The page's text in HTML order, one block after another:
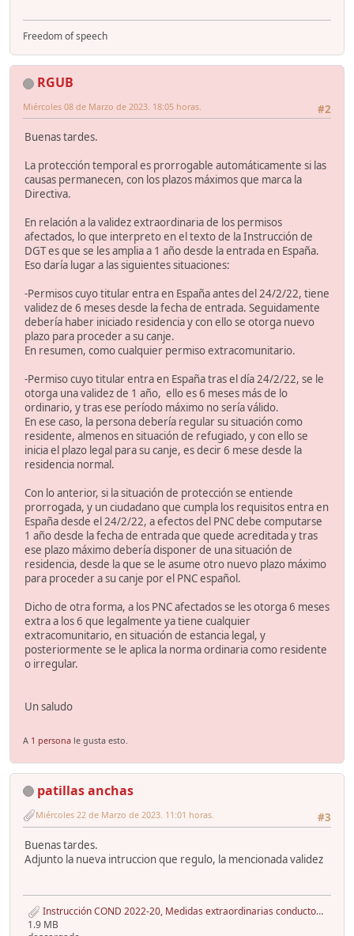
Freedom of speech
RGUB
#2
Miércoles 08 de Marzo de 2023. 18:05 horas.
Buenas tardes.
La protección temporal es prorrogable automáticamente si las
causas permanecen, con los plazos máximos que marca la
Directiva.
En relación a la validez extraordinaria de los permisos
afectados, lo que interpreto en el texto de la Instrucción de
DGT es que se les amplia a 1 año desde la entrada en España.
Eso daría lugar a las siguientes situaciones:
-Permisos cuyo titular entra en España antes del 24/2/22, tiene
validez de 6 meses desde la fecha de entrada. Seguidamente
debería haber iniciado residencia y con ello se otorga nuevo
plazo para proceder a su canje.
En resumen, como cualquier permiso extracomunitario.
-Permiso cuyo titular entra en España tras el día 24/2/22, se le
otorga una validez de 1 año, ello es 6 meses más de lo
ordinario, y tras ese período máximo no sería válido.
En ese caso, la persona debería regular su situación como
residente, almenos en situación de refugiado, y con ello se
inicia el plazo legal para su canje, es decir 6 mese desde la
residencia normal.
Con lo anterior, si la situación de protección se entiende
prorrogada, y un ciudadano que cumpla los requisitos entra en
España desde el 24/2/22, a efectos del PNC debe computarse
1 año desde la fecha de entrada que quede acreditada y tras
ese plazo máximo debería disponer de una situación de
residencia, desde la que se le asume otro nuevo plazo máximo
para proceder a su canje por el PNC español.
Dicho de otra forma, a los PNC afectados se les otorga 6 meses
extra a los 6 que legalmente ya tiene cualquier
extracomunitario, en situación de estancia legal, y
posteriormente se le aplica la norma ordinaria como residente
o irregular.
Un saludo
A 1 persona le gusta esto.
patillas anchas
#3
Miércoles 22 de Marzo de 2023. 11:01 horas.
Buenas tardes.
Adjunto la nueva intruccion que regulo, la mencionada validez
Instrucción COND 2022-20, Medidas extraordinarias conductores Ucrania julio 2022, 2ªInst. - copia.pdf
1.9 MB